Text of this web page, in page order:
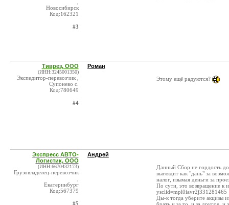
Новосибирск
Код:162321
#3
Тиврез, ООО
(ИНН:3245001350)
Экспедитор-перевозчик ,
Супонево с.
Код:780649
#4
Роман
Этому ещё радуются?
Экспресс АВТО-
Логистик, ООО
(ИНН:6670432173)
Грузовладелец-перевозчик
Екатеринбург
Код:567379
#5
Андрей
Данный Сбор не гордость
выглядит как "дань" за
налог, изымая деньги за
По сути, это возвращение к
ysclid=mpl0iavr2j331281465
Ды-к тогда уберите акцизы